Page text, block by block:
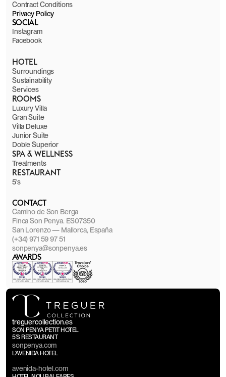
Contract Conditions
Privacy Policy
SOCIAL
Instagram
Facebook
HOTEL
Surroundings
Sustainability
Services
ROOMS
Luxury Villa
Gran Suite
Villa Deluxe
Junior Suite
Doble Superior
SPA & WELLNESS
Treatments
RESTAURANT
5's
CONTACT
Camino de Son Berga
Finca Son Penya. ES07350
San Lorenzo — Mallorca, España
(+34) 971 59 97 51
sonpenya@sonpenya.es
AWARDS
treguercollection.es
SON PENYA PETIT HOTEL
5'S RESTAURANT
sonpenya.com
L'AVENIDA HOTEL
avenida-hotel.com